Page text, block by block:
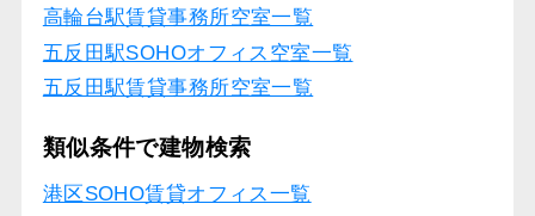
高輪台駅賃貸事務所空室一覧
五反田駅SOHOオフィス空室一覧
五反田駅賃貸事務所空室一覧
類似条件で建物検索
港区SOHO賃貸オフィス一覧